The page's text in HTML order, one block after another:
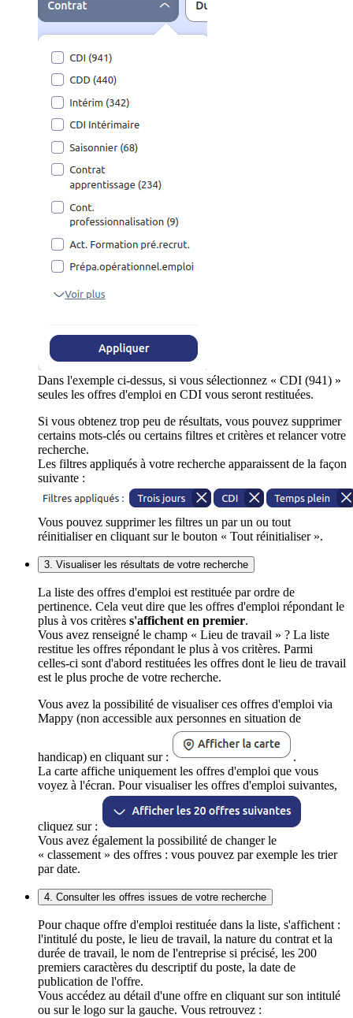
Dans l'exemple ci-dessus, si vous sélectionnez « CDI (941) »
seules les offres d'emploi en CDI vous seront restituées.
Si vous obtenez trop peu de résultats, vous pouvez supprimer
certains mots-clés ou certains filtres et critères et relancer votre
recherche.
Les filtres appliqués à votre recherche apparaissent de la façon
suivante :
Vous pouvez supprimer les filtres un par un ou tout
réinitialiser en cliquant sur le bouton « Tout réinitialiser ».
3. Visualiser les résultats de votre recherche
La liste des offres d'emploi est restituée par ordre de
pertinence. Cela veut dire que les offres d'emploi répondant le
plus à vos critères s'affichent en premier.
Vous avez renseigné le champ « Lieu de travail » ? La liste
restitue les offres répondant le plus à vos critères. Parmi
celles-ci sont d'abord restituées les offres dont le lieu de travail
est le plus proche de votre recherche.
Vous avez la possibilité de visualiser ces offres d'emploi via
Mappy (non accessible aux personnes en situation de
handicap) en cliquant sur :
.
La carte affiche uniquement les offres d'emploi que vous
voyez à l'écran. Pour visualiser les offres d'emploi suivantes,
cliquez sur :
Vous avez également la possibilité de changer le
« classement » des offres : vous pouvez par exemple les trier
par date.
4. Consulter les offres issues de votre recherche
Pour chaque offre d'emploi restituée dans la liste, s'affichent :
l'intitulé du poste, le lieu de travail, la nature du contrat et la
durée de travail, le nom de l'entreprise si précisé, les 200
premiers caractères du descriptif du poste, la date de
publication de l'offre.
Vous accédez au détail d'une offre en cliquant sur son intitulé
ou sur le logo sur la gauche. Vous retrouvez :